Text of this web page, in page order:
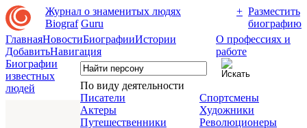
Журнал о знаменитых людях
Biograf Guru
+ Разместить
биографию
ГлавнаяНовостиБиографииИстории
ДобавитьНавигация
О профессиях и
работе
Биографии
известных
людей
По виду деятельности
Писатели
Актеры
Путешественники
Спортсмены
Художники
Революционеры